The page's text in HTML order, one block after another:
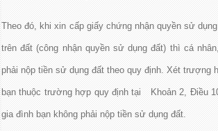
Theo đó, khi xin cấp giấy chứng nhận quyền sử
trên đất (công nhận quyền sử dụng đất) thì cá
phải nộp tiền sử dụng đất theo quy định. Xét trượng
bạn thuộc trường hợp quy định tại Khoản 2, Điều
gia đình bạn không phải nộp tiền sử dụng đất.